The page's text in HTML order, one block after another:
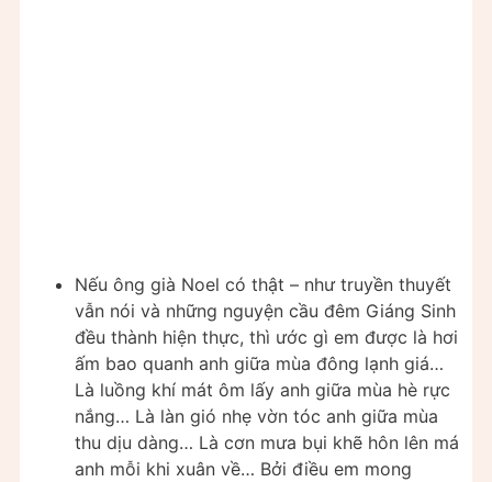
Nếu ông già Noel có thật – như truyền thuyết
vẫn nói và những nguyện cầu đêm Giáng Sinh
đều thành hiện thực, thì ước gì em được là hơi
ấm bao quanh anh giữa mùa đông lạnh giá…
Là luồng khí mát ôm lấy anh giữa mùa hè rực
nắng… Là làn gió nhẹ vờn tóc anh giữa mùa
thu dịu dàng… Là cơn mưa bụi khẽ hôn lên má
anh mỗi khi xuân về… Bởi điều em mong